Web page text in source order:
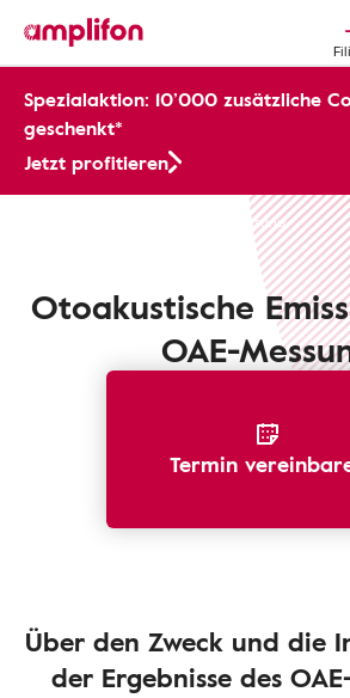
Spezialaktion: 10’000 zusätzliche
geschenkt*
Jetzt profitieren
OAE-Messung
Otoakustische
OAE-
Termin
Über den Zweck und die
der Ergebnisse des